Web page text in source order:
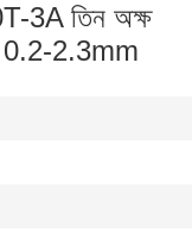
3A তিন অক্ষ
0.2-2.3mm